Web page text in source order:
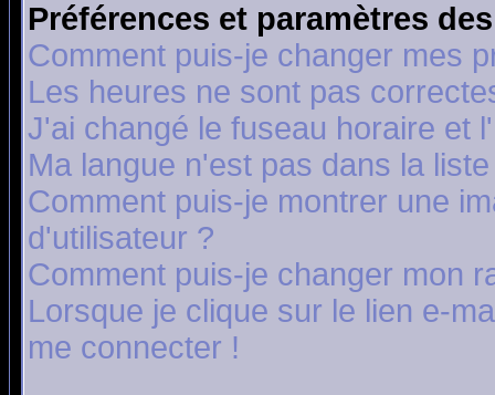
Préférences et paramètres
Comment puis-je changer mes
Les heures ne sont pas
J'ai changé le fuseau horaire et
Ma langue n'est pas dans la
Comment puis-je montrer une
d'utilisateur ?
Comment puis-je changer mon
Lorsque je clique sur le lien e-
me connecter !